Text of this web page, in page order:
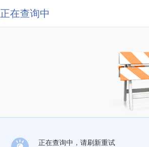
正在查询中
正在查询中，请刷新重试